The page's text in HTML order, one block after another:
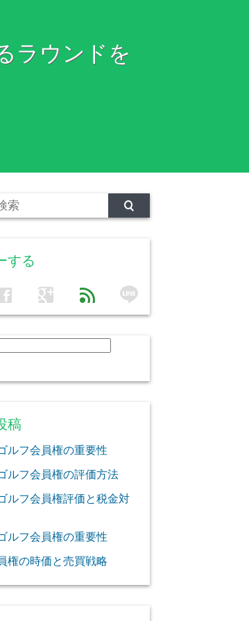
ラウンドを
する
google feed line
稿
ルフ会員権の重要性
ルフ会員権の評価方法
ルフ会員権評価と税金対
ルフ会員権の重要性
権の時価と売買戦略